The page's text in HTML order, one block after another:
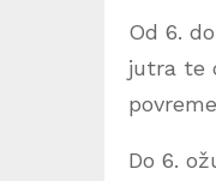
Od 6.
jutra te
Do 6.